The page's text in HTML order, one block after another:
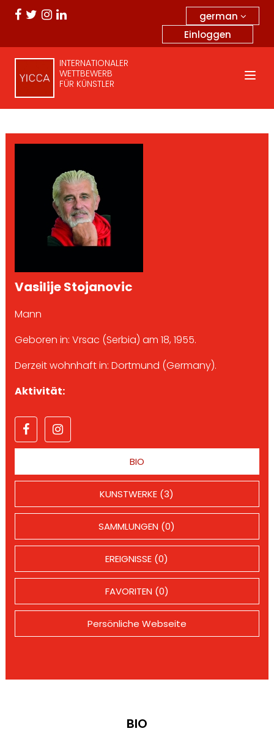
german
Einloggen
INTERNATIONALER
WETTBEWERB
FÜR KÜNSTLER
Vasilije Stojanovic
Mann
Geboren in: Vrsac (Serbia) am 18, 1955.
Derzeit wohnhaft in: Dortmund (Germany).
Aktivität:
BIO
KUNSTWERKE (3)
SAMMLUNGEN (0)
EREIGNISSE (0)
FAVORITEN (0)
Persönliche Webseite
BIO